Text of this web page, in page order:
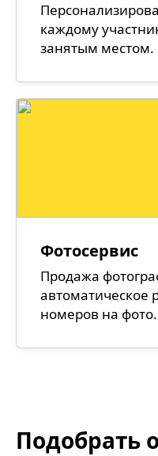
каждому
занятым местом.
Фотосервис
Продажа
автоматическое
номеров на фото.
Подобрать